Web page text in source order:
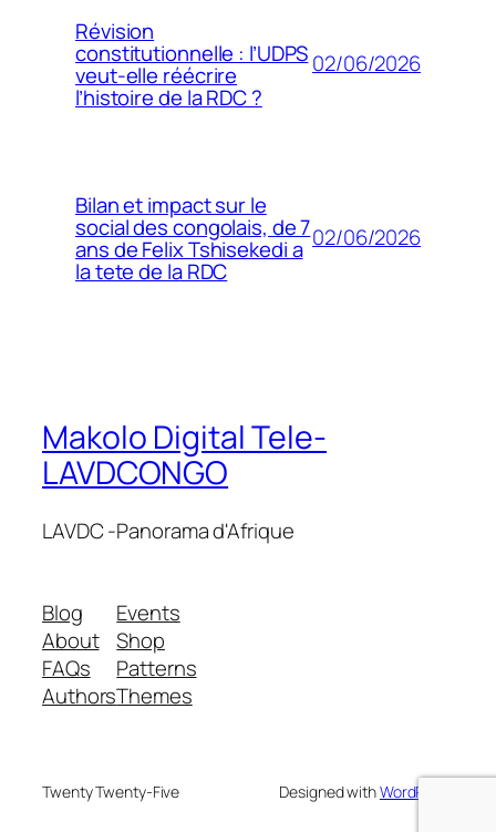
Révision
constitutionnelle : l’UDPS
veut-elle réécrire
l’histoire de la RDC ?
02/06/2026
Bilan et impact sur le
social des congolais, de 7
ans de Felix Tshisekedi a
la tete de la RDC
02/06/2026
Makolo Digital Tele-
LAVDCONGO
LAVDC -Panorama d'Afrique
Blog
About
FAQs
Authors
Events
Shop
Patterns
Themes
Twenty Twenty-Five Designed withWordPress